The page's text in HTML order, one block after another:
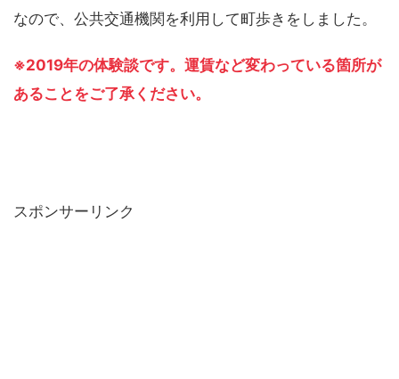
なので、公共交通機関を利用して町歩きをしました。
※2019年の体験談です。運賃など変わっている箇所が
あることをご了承ください。
スポンサーリンク